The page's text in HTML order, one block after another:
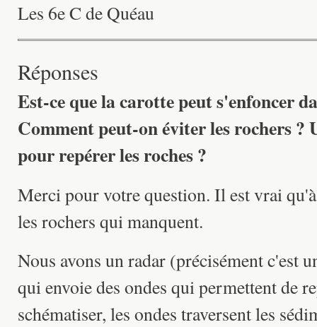
Les 6e C de Quéau
Réponses
Est-ce que la carotte peut s'enfoncer
Comment peut-on éviter les rochers ?
pour repérer les roches ?
Merci pour votre question. Il est vrai
les rochers qui manquent.
Nous avons un radar (précisément c'est
qui envoie des ondes qui permettent de
schématiser, les ondes traversent les